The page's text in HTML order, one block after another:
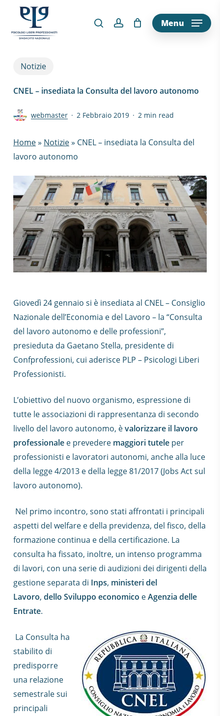
main
Menu
Notizie
CNEL – insediata la Consulta del lavoro autonomo
webmaster 2 Febbraio 2019 2 min read
Home» Notizie» CNEL – insediata la Consulta del
lavoro autonomo
Giovedì 24 gennaio si è insediata al CNEL – Consiglio
Nazionale dell’Economia e del Lavoro – la “Consulta
del lavoro autonomo e delle professioni”,
presieduta da Gaetano Stella, presidente di
Confprofessioni, cui aderisce PLP – Psicologi Liberi
Professionisti.
L’obiettivo del nuovo organismo, espressione di
tutte le associazioni di rappresentanza di secondo
livello del lavoro autonomo, èvalorizzare il lavoro
professionalee prevedere maggiori tuteleper
professionisti e lavoratori autonomi, anche alla luce
della legge 4/2013 e della legge 81/2017 (Jobs Act sul
lavoro autonomo).
Nel primo incontro, sono stati affrontati i principali
aspetti del welfare e della previdenza, del fisco, della
formazione continua e della certificazione. La
consulta ha fissato, inoltre, un intenso programma
di lavori, con una serie di audizioni dei dirigenti della
gestione separata di Inps, ministeri del
Lavoro, dello Sviluppo economico eAgenzia delle
Entrate.
La Consulta ha
stabilito di
predisporre
una relazione
semestrale sui
principali